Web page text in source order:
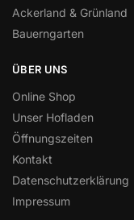
Ackerland & Grünland
Bauerngarten
ÜBER UNS
Online Shop
Unser Hofladen
Öffnungszeiten
Kontakt
Datenschutzerklärung
Impressum